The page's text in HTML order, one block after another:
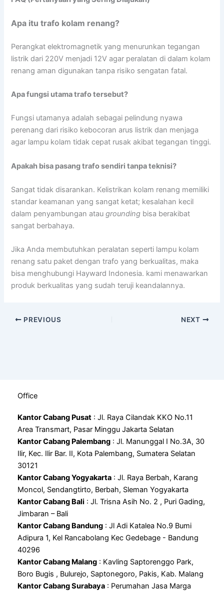
Apa itu trafo kolam renang?
Perangkat elektromagnetik yang menurunkan tegangan
listrik dari 220V menjadi 12V agar peralatan di dalam kolam
renang aman digunakan tanpa risiko sengatan fatal.
Apa fungsi utama trafo tersebut?
Fungsi utamanya adalah sebagai pelindung nyawa
perenang dari risiko kebocoran arus listrik dan menjaga
agar lampu kolam tidak cepat rusak akibat tegangan tinggi.
Apakah bisa pasang trafo sendiri tanpa teknisi?
Sangat tidak disarankan. Kelistrikan kolam renang memiliki
standar keamanan yang sangat ketat; kesalahan kecil
dalam penyambungan ataugrounding bisa berakibat
sangat berbahaya.
Jika Anda membutuhkan peralatan seperti lampu kolam
renang satu paket dengan trafo yang berkualitas, maka
bisa menghubungi Hayward Indonesia. kami menawarkan
produk berkualitas yang sudah teruji keandalannya.
PREVIOUS NEXT
Office
Kantor Cabang Pusat : Jl. Raya Cilandak KKO No.11
Area Transmart, Pasar Minggu Jakarta Selatan
Kantor Cabang Palembang : Jl. Manunggal I No.3A, 30
Ilir, Kec. Ilir Bar. II, Kota Palembang, Sumatera Selatan
30121
Kantor Cabang Yogyakarta : Jl. Raya Berbah, Karang
Moncol, Sendangtirto, Berbah, Sleman Yogyakarta
Kantor Cabang Bali : Jl. Trisna Asih No. 2 , Puri Gading,
Jimbaran – Bali
Kantor Cabang Bandung : Jl Adi Katalea No.9 Bumi
Adipura 1, Kel Rancabolang Kec Gedebage - Bandung
40296
Kantor Cabang Malang : Kavling Saptorenggo Park,
Boro Bugis , Bulurejo, Saptonegoro, Pakis, Kab. Malang
Kantor Cabang Surabaya : Perumahan Jasa Marga